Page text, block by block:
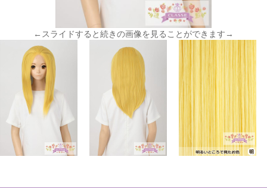
←スライドすると続きの画像を見ることができます→